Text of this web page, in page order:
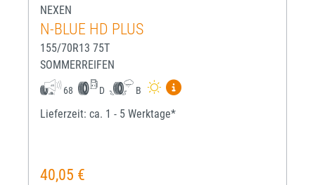
NEXEN
N-BLUE HD PLUS
155/70R13 75T
SOMMERREIFEN
68 D B
Mehr Informationen zum
Lieferzeit: ca. 1 - 5 Werktage*
Regulärer Preis:
40,05 €